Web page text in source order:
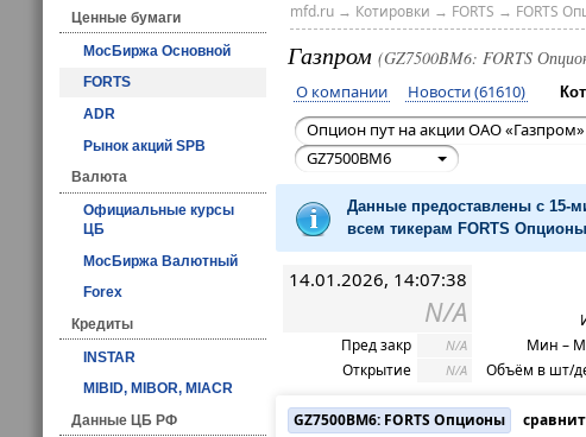
Ценные бумаги
МосБиржа Основной
FORTS
ADR
Рынок акций SPB
Валюта
Официальные курсы
ЦБ
МосБиржа Валютный
Forex
Кредиты
INSTAR
MIBID, MIBOR, MIACR
Данные ЦБ РФ
mfd.ru→ Котировки → FORTS → FORTS
Газпром (GZ7500BM6: FORTS
О компании Новости (61610)
Опцион пут на акции ОАО «Газпром»
GZ7500BM6
Данные предоставлены с 15-
всем тикерам FORTS
14.01.2026, 14:07:38
N/A
Пред закр N/A
Открытие N/A
Мин –
Объём в шт/
GZ7500BM6: FORTS Опционы